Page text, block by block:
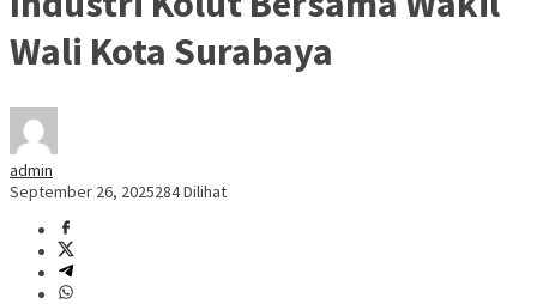
Wali Kota Surabaya
admin
September 26, 2025284 Dilihat